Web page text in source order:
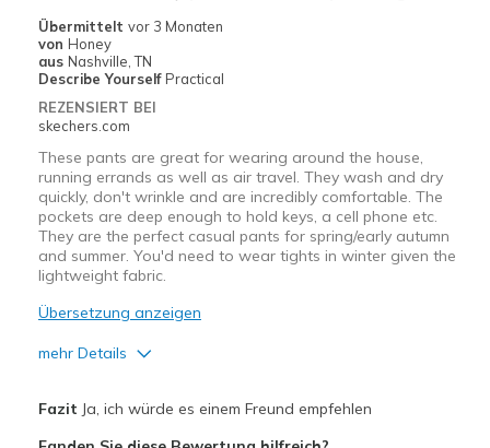
Going Out
Travel
Width
Sizing
Feels true to size
Übermittelt vor 3 Monaten
von Honey
aus Nashville, TN
Describe Yourself Practical
REZENSIERT BEI
skechers.com
These pants are great for wearing around the house,
running errands as well as air travel. They wash and dry
quickly, don't wrinkle and are incredibly comfortable. The
pockets are deep enough to hold keys, a cell phone etc.
They are the perfect casual pants for spring/early autumn
and summer. You'd need to wear tights in winter given the
lightweight fabric.
Übersetzung anzeigen
mehr Details
Fazit Ja, ich würde es einem Freund empfehlen